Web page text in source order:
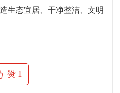
生态宜居、干净整洁、文明
赞 1